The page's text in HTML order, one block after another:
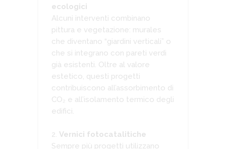
ecologici
Alcuni interventi combinano
pittura e vegetazione: murales
che diventano “giardini verticali” o
che si integrano con pareti verdi
già esistenti. Oltre al valore
estetico, questi progetti
contribuiscono all’assorbimento di
CO₂ e all’isolamento termico degli
edifici.
Vernici fotocatalitiche
Sempre più progetti utilizzano